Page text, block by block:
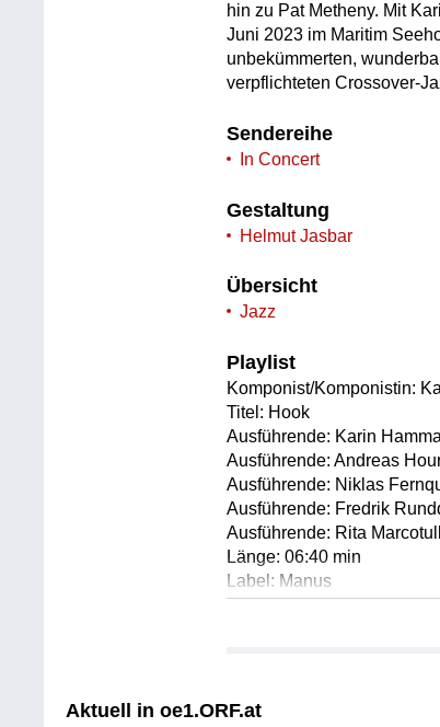
hin zu Pat Metheny. Mit
Juni 2023 im Maritim
unbekümmerten,
verpflichteten Crossover-
Sendereihe
In Concert
Gestaltung
Helmut Jasbar
Übersicht
Jazz
Playlist
Komponist/Komponistin:
Titel: Hook
Ausführende: Karin
Ausführende: Andreas
Ausführende: Niklas
Ausführende: Fredrik
Ausführende: Rita
Länge: 06:40 min
Label: Manus
Ausführende: Andreas
Aktuell in oe1.ORF.at